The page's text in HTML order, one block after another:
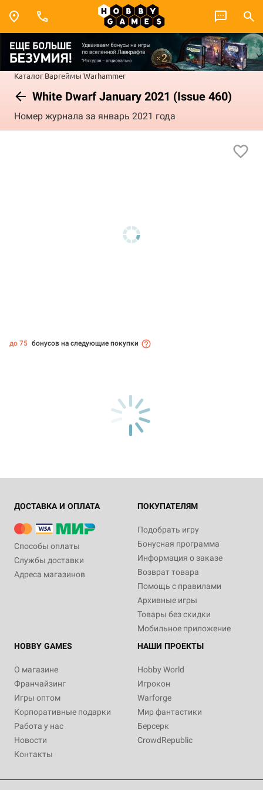
Каталог Варгеймы Warhammer
White Dwarf January 2021 (Issue 460)
Номер журнала за январь 2021 года
до 75 бонусов на следующие покупки
ДОСТАВКА И ОПЛАТА
Способы оплаты
Службы доставки
Адреса магазинов
ПОКУПАТЕЛЯМ
Подобрать игру
Бонусная программа
Информация о заказе
Возврат товара
Помощь с правилами
Архивные игры
Товары без скидки
Мобильное приложение
HOBBY GAMES
О магазине
Франчайзинг
Игры оптом
Корпоративные подарки
Работа у нас
Новости
Контакты
НАШИ ПРОЕКТЫ
Hobby World
Игрокон
Warforge
Мир фантастики
Берсерк
CrowdRepublic